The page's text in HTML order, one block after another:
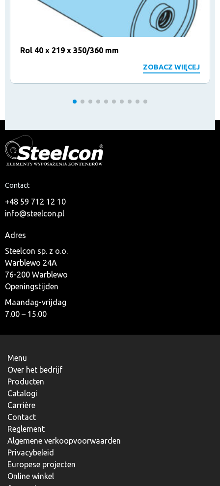
Rol 40 x 219 x 350/360 mm
ZOBACZ WIĘCEJ
Contact
+48 59 712 12 10
info@steelcon.pl
Adres
Steelcon sp. z o.o.
Warblewo 24A
76-200 Warblewo
Openingstijden
Maandag-vrijdag
7.00 – 15.00
Menu
Over het bedrijf
Producten
Catalogi
Carrière
Contact
Reglement
Algemene verkoopvoorwaarden
Privacybeleid
Europese projecten
Online winkel